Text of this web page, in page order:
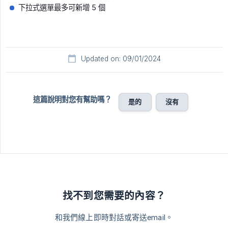
下拉式選單最多可新增 5 個
Updated on: 09/01/2024
這篇說明對您有幫助嗎？ 是的 沒有
找不到您需要的內容？
和我們線上即時對話或寄送email。